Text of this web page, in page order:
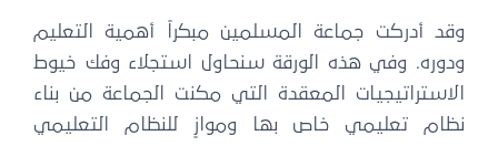
وقد أدركت جماعة المسلمين مبكراً أهمية التعليم
ودوره. وفي هذه الورقة سنحاول استجلاء وفك خيوط
الاستراتيجيات المعقدة التي مكنت الجماعة من بناء
نظام تعليمي خاص بها وموازٍ للنظام التعليمي